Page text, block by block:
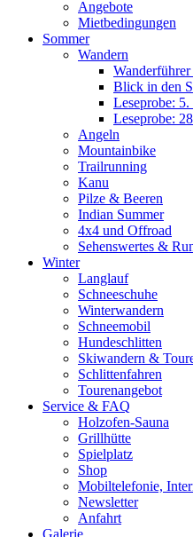
Angebote
Mietbedingungen
Sommer
Wandern
Blick in den
Leseprobe:
Leseprobe:
Angeln
Mountainbike
Trailrunning
Kanu
Pilze & Beeren
Indian Summer
4x4 und Offroad
Sehenswertes &
Winter
Langlauf
Schneeschuhe
Winterwandern
Schneemobil
Hundeschlitten
Skiwandern &
Schlittenfahren
Tourenangebot
Service & FAQ
Holzofen-Sauna
Grillhütte
Spielplatz
Shop
Mobiltelefonie,
Newsletter
Anfahrt
Galerie